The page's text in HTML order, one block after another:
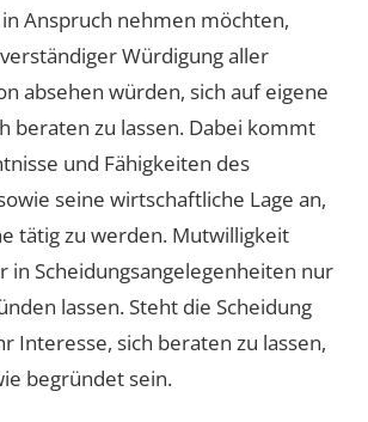
Anspruch nehmen möchten,
Würdigung aller
absehen würden, sich auf eigene
beraten zu lassen. Dabei kommt
und Fähigkeiten des
seine wirtschaftliche Lage an,
tätig zu werden. Mutwilligkeit
in Scheidungsangelegenheiten nur
lassen. Steht die Scheidung
Interesse, sich beraten zu lassen,
begründet sein.